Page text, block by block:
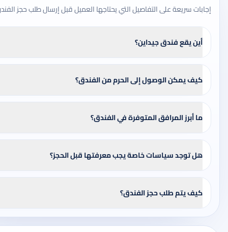
إجابات سريعة على التفاصيل التي يحتاجها العميل قبل إرسال طلب حجز
أين يقع فندق جيداين؟
كيف يمكن الوصول إلى الحرم من الفندق؟
ما أبرز المرافق المتوفرة في الفندق؟
هل توجد سياسات خاصة يجب معرفتها قبل الحجز؟
كيف يتم طلب حجز الفندق؟